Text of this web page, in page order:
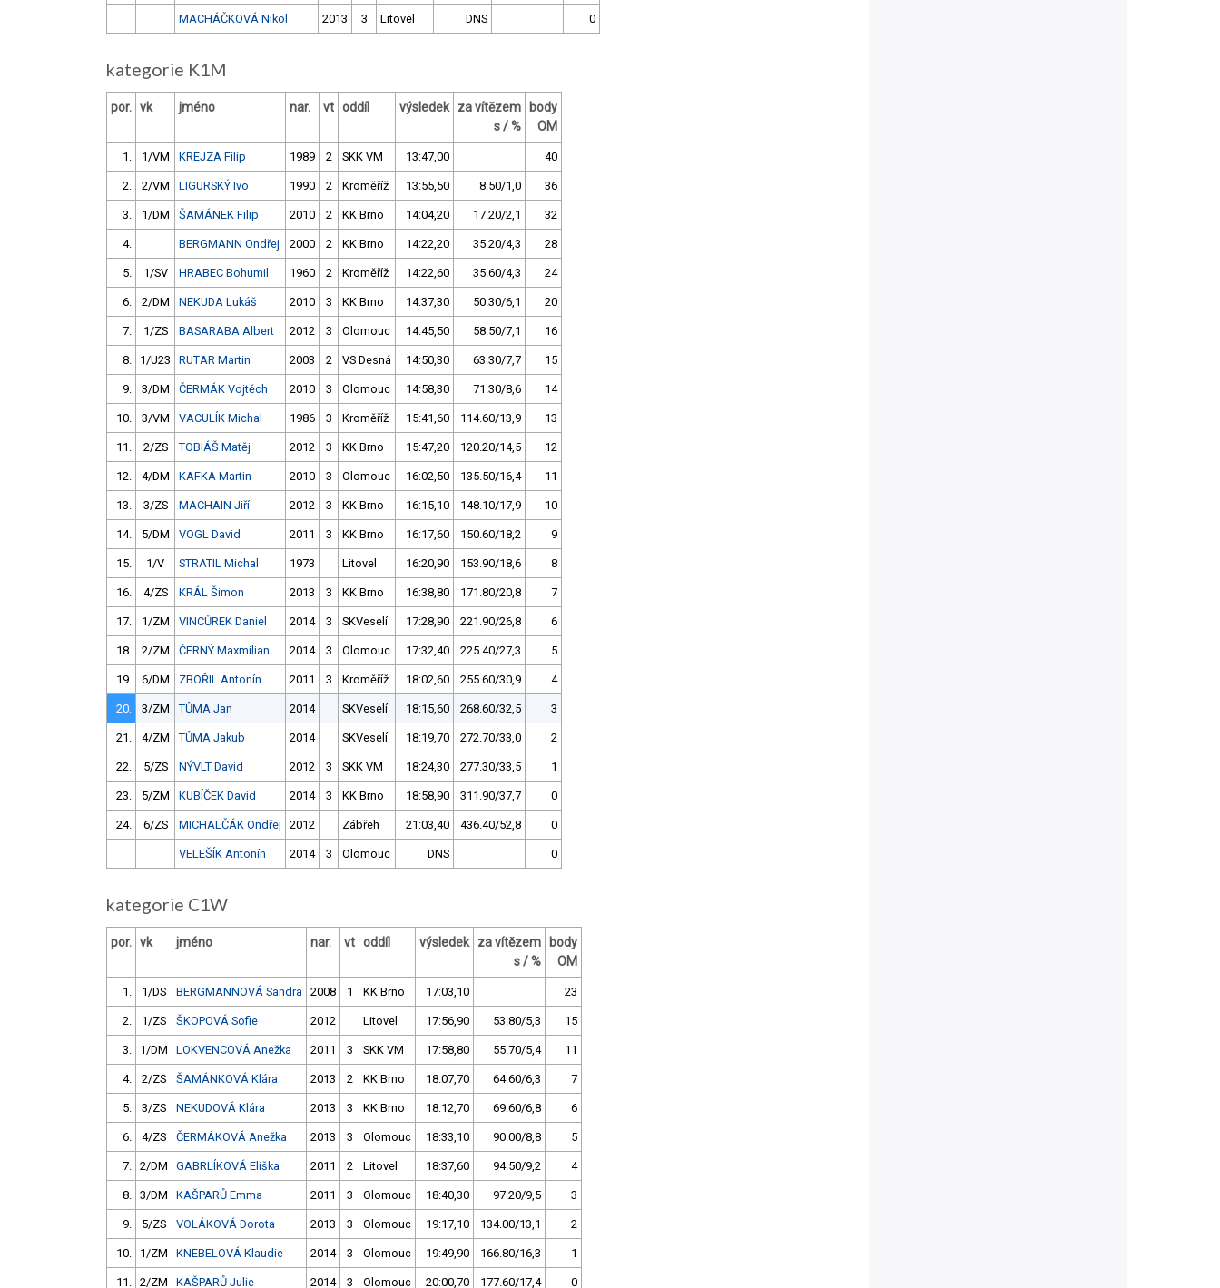
MACHÁČKOVÁ Nikol 2013 3 Litovel DNS 0
kategorie K1M
por. vk jméno nar. vt oddíl výsledek
za vítězem
s / %
body
OM
1. 1/VM KREJZA Filip 1989 2 SKK VM 13:47,00 40
2. 2/VM LIGURSKÝ Ivo 1990 2 Kroměříž 13:55,50 8.50/1,0 36
3. 1/DM ŠAMÁNEK Filip 2010 2 KK Brno 14:04,20 17.20/2,1 32
4. BERGMANN Ondřej 2000 2 KK Brno 14:22,20 35.20/4,3 28
5. 1/SV HRABEC Bohumil 1960 2 Kroměříž 14:22,60 35.60/4,3 24
6. 2/DM NEKUDA Lukáš 2010 3 KK Brno 14:37,30 50.30/6,1 20
7. 1/ZS BASARABA Albert 2012 3 Olomouc 14:45,50 58.50/7,1 16
8. 1/U23 RUTAR Martin 2003 2 VS Desná 14:50,30 63.30/7,7 15
9. 3/DM ČERMÁK Vojtěch 2010 3 Olomouc 14:58,30 71.30/8,6 14
10. 3/VM VACULÍK Michal 1986 3 Kroměříž 15:41,60 114.60/13,9 13
11. 2/ZS TOBIÁŠ Matěj 2012 3 KK Brno 15:47,20 120.20/14,5 12
12. 4/DM KAFKA Martin 2010 3 Olomouc 16:02,50 135.50/16,4 11
13. 3/ZS MACHAIN Jiří 2012 3 KK Brno 16:15,10 148.10/17,9 10
14. 5/DM VOGL David 2011 3 KK Brno 16:17,60 150.60/18,2 9
15. 1/V STRATIL Michal 1973 Litovel 16:20,90 153.90/18,6 8
16. 4/ZS KRÁL Šimon 2013 3 KK Brno 16:38,80 171.80/20,8 7
17. 1/ZM VINCŮREK Daniel 2014 3 SKVeselí 17:28,90 221.90/26,8 6
18. 2/ZM ČERNÝ Maxmilian 2014 3 Olomouc 17:32,40 225.40/27,3 5
19. 6/DM ZBOŘIL Antonín 2011 3 Kroměříž 18:02,60 255.60/30,9 4
20. 3/ZM TŮMA Jan 2014 SKVeselí 18:15,60 268.60/32,5 3
21. 4/ZM TŮMA Jakub 2014 SKVeselí 18:19,70 272.70/33,0 2
22. 5/ZS NÝVLT David 2012 3 SKK VM 18:24,30 277.30/33,5 1
23. 5/ZM KUBÍČEK David 2014 3 KK Brno 18:58,90 311.90/37,7 0
24. 6/ZS MICHALČÁK Ondřej 2012 Zábřeh 21:03,40 436.40/52,8 0
VELEŠÍK Antonín 2014 3 Olomouc DNS 0
kategorie C1W
por. vk jméno nar. vt oddíl výsledek
za vítězem
s / %
body
OM
1. 1/DS BERGMANNOVÁ Sandra 2008 1 KK Brno 17:03,10 23
2. 1/ZS ŠKOPOVÁ Sofie 2012 Litovel 17:56,90 53.80/5,3 15
3. 1/DM LOKVENCOVÁ Anežka 2011 3 SKK VM 17:58,80 55.70/5,4 11
4. 2/ZS ŠAMÁNKOVÁ Klára 2013 2 KK Brno 18:07,70 64.60/6,3 7
5. 3/ZS NEKUDOVÁ Klára 2013 3 KK Brno 18:12,70 69.60/6,8 6
6. 4/ZS ČERMÁKOVÁ Anežka 2013 3 Olomouc 18:33,10 90.00/8,8 5
7. 2/DM GABRLÍKOVÁ Eliška 2011 2 Litovel 18:37,60 94.50/9,2 4
8. 3/DM KAŠPARŮ Emma 2011 3 Olomouc 18:40,30 97.20/9,5 3
9. 5/ZS VOLÁKOVÁ Dorota 2013 3 Olomouc 19:17,10 134.00/13,1 2
10. 1/ZM KNEBELOVÁ Klaudie 2014 3 Olomouc 19:49,90 166.80/16,3 1
11. 2/ZM KAŠPARŮ Julie 2014 3 Olomouc 20:00,70 177.60/17,4 0